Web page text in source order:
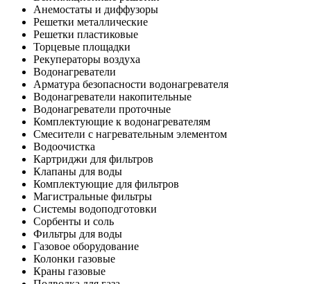
Анемостаты и диффузоры
Решетки металлические
Решетки пластиковые
Торцевые площадки
Рекуператоры воздуха
Водонагреватели
Арматура безопасности водонагревателя
Водонагреватели накопительные
Водонагреватели проточные
Комплектующие к водонагревателям
Смесители с нагревательным элементом
Водоочистка
Картриджи для фильтров
Клапаны для воды
Комплектующие для фильтров
Магистральные фильтры
Системы водоподготовки
Сорбенты и соль
Фильтры для воды
Газовое оборудование
Колонки газовые
Краны газовые